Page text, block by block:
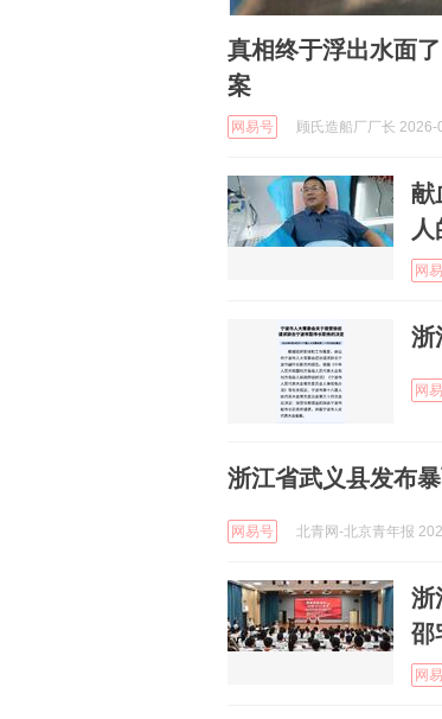
真相终于浮出水面
案
网易号 顾氏造船厂厂长 2026-
献
人
网
浙
网
浙江省武义县发布
网易号 北青网-北京青年报
浙
邵
网